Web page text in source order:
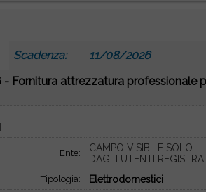
Scadenza: 11/08/2026
- Fornitura attrezzatura professionale
Ente:
CAMPO VISIBILE SOLO
DAGLI UTENTI
Tipologia: Elettrodomestici